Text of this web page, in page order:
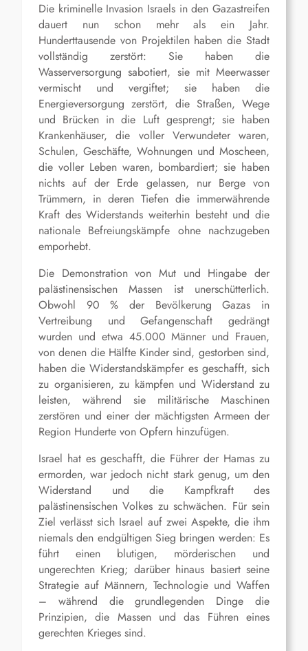
Die kriminelle Invasion Israels in den Gazastreifen
dauert nun schon mehr als ein Jahr.
Hunderttausende von Projektilen haben die Stadt
vollständig zerstört: Sie haben die
Wasserversorgung sabotiert, sie mit Meerwasser
vermischt und vergiftet; sie haben die
Energieversorgung zerstört, die Straßen, Wege
und Brücken in die Luft gesprengt; sie haben
Krankenhäuser, die voller Verwundeter waren,
Schulen, Geschäfte, Wohnungen und Moscheen,
die voller Leben waren, bombardiert; sie haben
nichts auf der Erde gelassen, nur Berge von
Trümmern, in deren Tiefen die immerwährende
Kraft des Widerstands weiterhin besteht und die
nationale Befreiungskämpfe ohne nachzugeben
emporhebt.
Die Demonstration von Mut und Hingabe der
palästinensischen Massen ist unerschütterlich.
Obwohl 90 % der Bevölkerung Gazas in
Vertreibung und Gefangenschaft gedrängt
wurden und etwa 45.000 Männer und Frauen,
von denen die Hälfte Kinder sind, gestorben sind,
haben die Widerstandskämpfer es geschafft, sich
zu organisieren, zu kämpfen und Widerstand zu
leisten, während sie militärische Maschinen
zerstören und einer der mächtigsten Armeen der
Region Hunderte von Opfern hinzufügen.
Israel hat es geschafft, die Führer der Hamas zu
ermorden, war jedoch nicht stark genug, um den
Widerstand und die Kampfkraft des
palästinensischen Volkes zu schwächen. Für sein
Ziel verlässt sich Israel auf zwei Aspekte, die ihm
niemals den endgültigen Sieg bringen werden: Es
führt einen blutigen, mörderischen und
ungerechten Krieg; darüber hinaus basiert seine
Strategie auf Männern, Technologie und Waffen
– während die grundlegenden Dinge die
Prinzipien, die Massen und das Führen eines
gerechten Krieges sind.